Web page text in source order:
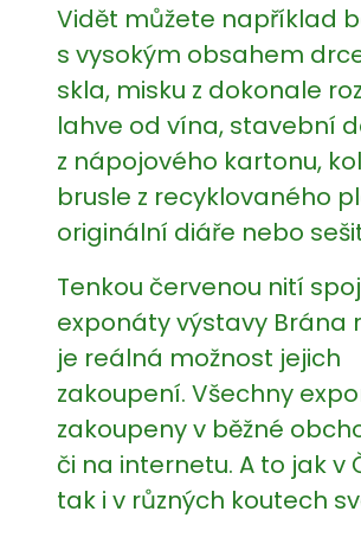
Vidět můžete například
s vysokým obsahem
skla, misku z dokonale
lahve od vína, stavební
z nápojového kartonu,
brusle z recyklovaného
originální diáře nebo
Tenkou červenou nití
exponáty výstavy Brána
je reálná možnost jejich
zakoupení. Všechny
zakoupeny v běžné
či na internetu. A to jak v
tak i v různých koutech